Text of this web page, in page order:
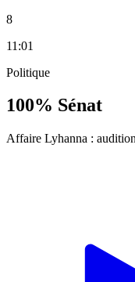
8
11:01
Politique
100% Sénat
Affaire Lyhanna :